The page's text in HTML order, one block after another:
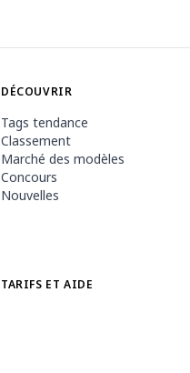
DÉCOUVRIR
Tags tendance
Classement
Marché des modèles
Concours
Nouvelles
TARIFS ET AIDE